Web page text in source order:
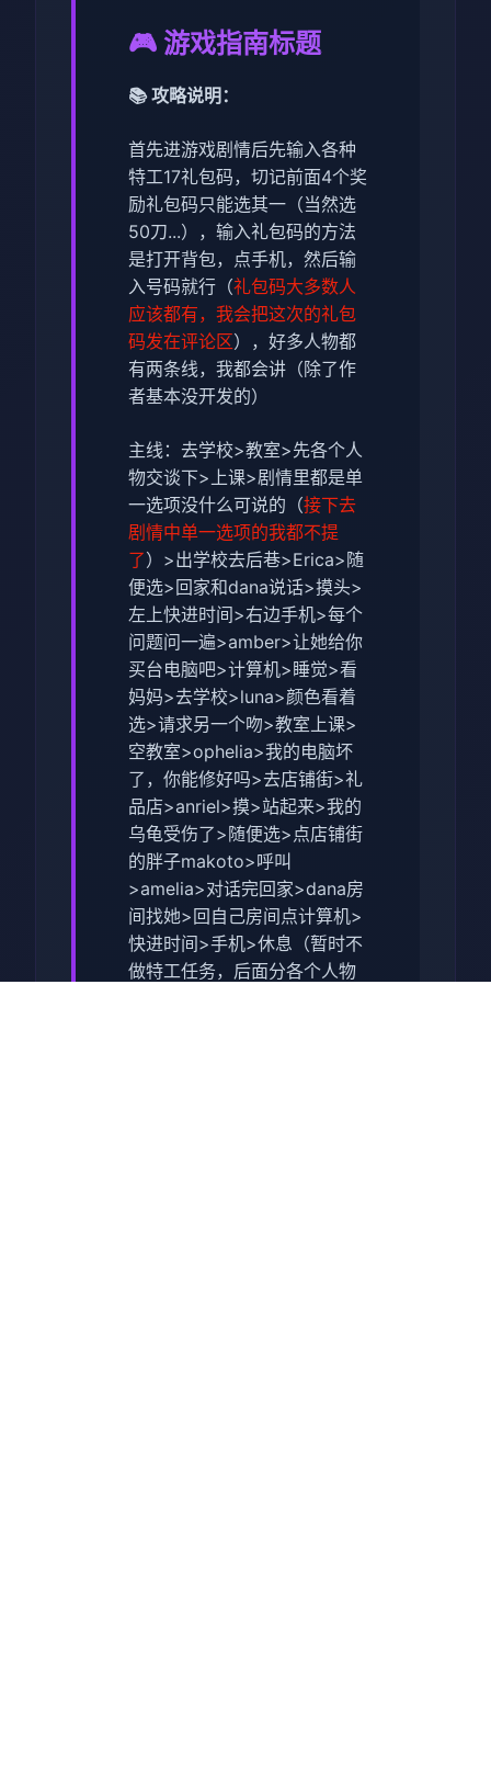
🎮 游戏指南标题
📚 攻略说明：
首先进游戏剧情后先输入各种
特工17礼包码，切记前面4个奖
励礼包码只能选其一（当然选
50刀...），输入礼包码的方法
是打开背包，点手机，然后输
入号码就行（礼包码大多数人
应该都有，我会把这次的礼包
码发在评论区），好多人物都
有两条线，我都会讲（除了作
者基本没开发的）
主线：去学校>教室>先各个人
物交谈下>上课>剧情里都是单
一选项没什么可说的（接下去
剧情中单一选项的我都不提
了）>出学校去后巷>Erica>随
便选>回家和dana说话>摸头>
左上快进时间>右边手机>每个
问题问一遍>amber>让她给你
买台电脑吧>计算机>睡觉>看
妈妈>去学校>luna>颜色看着
选>请求另一个吻>教室上课>
空教室>ophelia>我的电脑坏
了，你能修好吗>去店铺街>礼
品店>anriel>摸>站起来>我的
乌龟受伤了>随便选>点店铺街
的胖子makoto>呼叫
>amelia>对话完回家>dana房
间找她>回自己房间点计算机>
快进时间>手机>休息（暂时不
做特工任务，后面分各个人物